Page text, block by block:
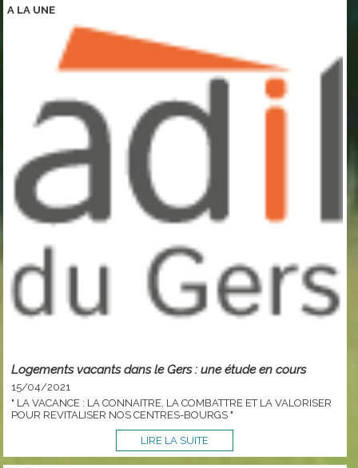
A LA UNE
Logements vacants dans le Gers : une étude en cours
15/04/2021
" LA VACANCE : LA CONNAITRE, LA COMBATTRE ET LA VALORISER
POUR REVITALISER NOS CENTRES-BOURGS "
LIRE LA SUITE